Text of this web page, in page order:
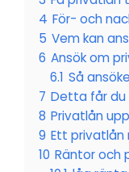
4 För- och
5 Vem kan
6 Ansök om
6.1 Så
7 Detta får
8 Privatlån
9 Ett privatlån
10 Räntor och